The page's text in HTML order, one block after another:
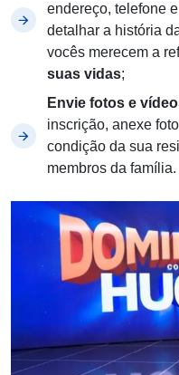
endereço, telefone
detalhar a história
vocês merecem a
suas vidas;
Envie fotos e
inscrição, anexe
condição da sua
membros da família.